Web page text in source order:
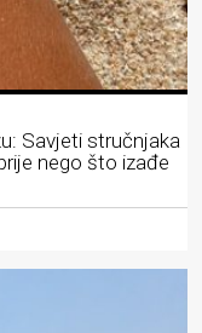
Savjeti stručnjaka
nego što izađe